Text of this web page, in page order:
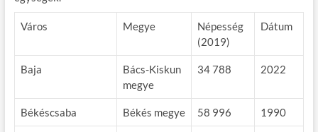
Város Megye
Népesség
(2019)
Dátum
Baja
Bács-Kiskun
megye
34 788 2022
Békéscsaba Békés megye 58 996 1990